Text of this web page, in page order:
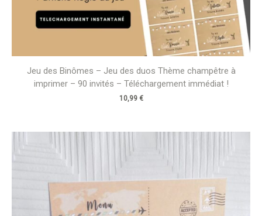
Jeu des Binômes – Jeu des duos Thème champêtre à
imprimer – 90 invités – Téléchargement immédiat !
10,99 €